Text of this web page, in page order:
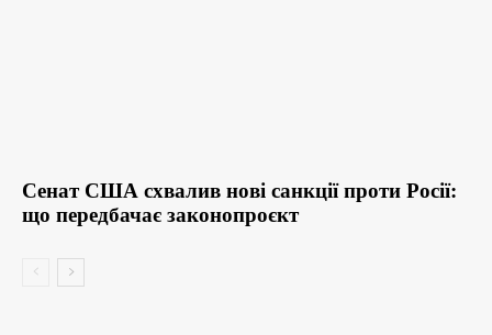
Сенат США схвалив нові санкції проти Росії:
що передбачає законопроєкт